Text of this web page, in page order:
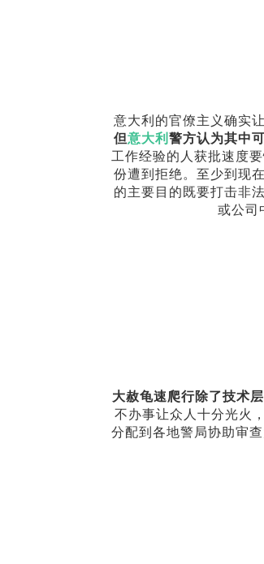
意大利的官僚主义确实
但意大利警方认为其中
工作经验的人获批速度
份遭到拒绝。至少到现
的主要目的既要打击非
或公司
大赦龟速爬行除了技术
不办事让众人十分光火
分配到各地警局协助审